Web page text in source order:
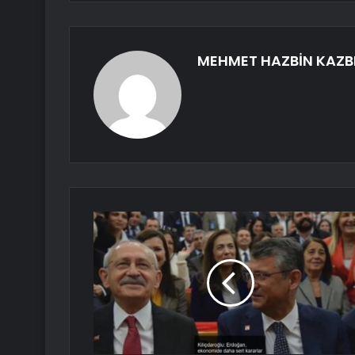
MEHMET HAZBİN